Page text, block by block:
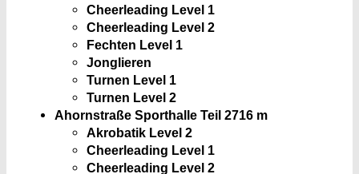
Cheerleading Level 1
Cheerleading Level 2
Fechten Level 1
Jonglieren
Turnen Level 1
Turnen Level 2
Ahornstraße Sporthalle Teil 2716 m
Akrobatik Level 2
Cheerleading Level 1
Cheerleading Level 2